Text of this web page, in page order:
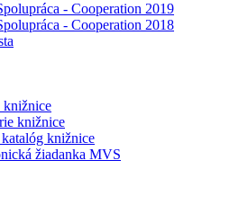
- Cooperation 2019
- Cooperation 2018
knižnice
knižnice
knižnice
žiadanka MVS